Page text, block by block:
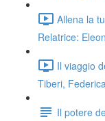
Allena la
Relatrice:
Il viaggio
Tiberi,
Il potere